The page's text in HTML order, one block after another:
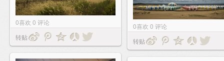
0喜欢 0 评论
转贴
0喜欢 0 评论
转贴